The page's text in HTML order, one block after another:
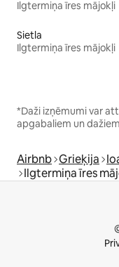
Ilgtermiņa īres mājokļi
Sietla
Ilgtermiņa īres mājokļi
*Daži izņēmumi var
apgabaliem un
Airbnb Grieķija
Ilgtermiņa īres